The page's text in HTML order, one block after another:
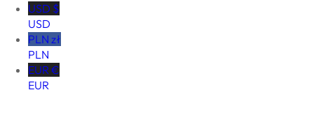
USD $
USD
PLN zł
PLN
EUR €
EUR